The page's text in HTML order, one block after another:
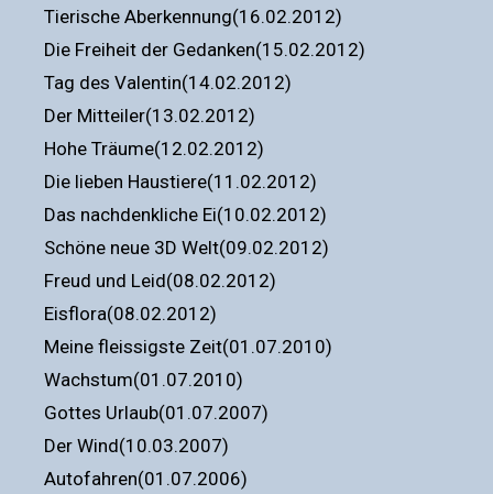
Tierische Aberkennung(16.02.2012)
Die Freiheit der Gedanken(15.02.2012)
Tag des Valentin(14.02.2012)
Der Mitteiler(13.02.2012)
Hohe Träume(12.02.2012)
Die lieben Haustiere(11.02.2012)
Das nachdenkliche Ei(10.02.2012)
Schöne neue 3D Welt(09.02.2012)
Freud und Leid(08.02.2012)
Eisflora(08.02.2012)
Meine fleissigste Zeit(01.07.2010)
Wachstum(01.07.2010)
Gottes Urlaub(01.07.2007)
Der Wind(10.03.2007)
Autofahren(01.07.2006)